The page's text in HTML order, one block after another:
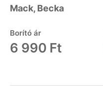
Mack, Becka
Borító ár
6 990 Ft